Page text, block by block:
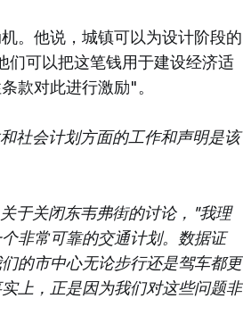
。他说，城镇可以为设计阶段的
们可以把这笔钱用于建设经济适
款对此进行激励"。
社会计划方面的工作和声明是该
于关闭东韦弗街的讨论，"我理
非常可靠的交通计划。数据证
的市中心无论步行还是驾车都更
上，正是因为我们对这些问题非